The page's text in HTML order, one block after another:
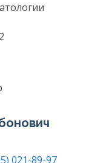
021-89-97